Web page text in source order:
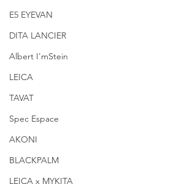
E5 EYEVAN
DITA LANCIER
Albert I'mStein
LEICA
TAVAT
Spec Espace
AKONI
BLACKPALM
LEICA x MYKITA